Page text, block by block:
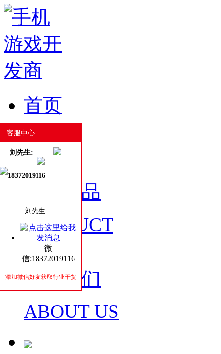
首页
HOME
游戏产品
PRODUCT
关于我们
ABOUT US
客服中心
刘先生:
18372019116
刘先生:
微
信:18372019116
添加微信好友获取行业干货